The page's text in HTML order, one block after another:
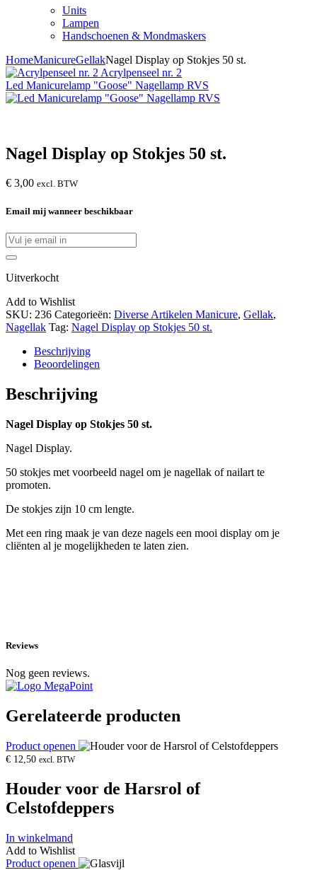
Units
Lampen
Handschoenen & Mondmaskers
HomeManicureGellakNagel Display op Stokjes 50 st.
Acrylpenseel nr. 2
Led Manicurelamp "Goose" Nagellamp RVS
Nagel Display op Stokjes 50 st.
€ 3,00 excl. BTW
Email mij wanneer beschikbaar
Uitverkocht
Add to Wishlist
SKU: 236 Categorieën: Diverse Artikelen Manicure, Gellak,
Nagellak Tag: Nagel Display op Stokjes 50 st.
Beschrijving
Beoordelingen
Beschrijving
Nagel Display op Stokjes 50 st.
Nagel Display.
50 stokjes met voorbeeld nagel om je nagellak of nailart te
promoten.
De stokjes zijn 10 cm lengte.
Met een ring maak je van deze nagels een mooi display om je
cliënten al je mogelijkheden te laten zien.
Reviews
Nog geen reviews.
Gerelateerde producten
Product openen
€ 12,50 excl. BTW
Houder voor de Harsrol of
Celstofdeppers
In winkelmand
Add to Wishlist
Product openen